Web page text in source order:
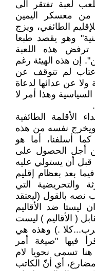
لعبة تفتقر الى
من معسكر اليمين
الطائفي، ويزج
وهو يقصد طبعا
ترفض هذه اللعبة
إن هذه الهيئة رغم
لم تتوقف عن
عن عدائها لدعاة
السياسية وهذا أمر لا
الأقلمة الطائفية
نفسه من هذه
أسلفنا، أما هو
أجل الحصول على
قبل أن يستولي عليه
بعد بعظام إقليم
والتحريضية التي
نصه بالقول (ليعتقد
ليستا ضد الأقاليم
( الأقاليم ) ليست
.) وهذه هي
فيها "صيغة أمر
هنا تسمى نحويا لام
أي أنّ الكاتب